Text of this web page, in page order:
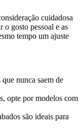
cuidadosa
o gosto pessoal e as
tempo um ajuste
nunca saem de
opte por modelos com
são ideais para